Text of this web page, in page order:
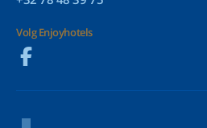
Volg Enjoyhotels